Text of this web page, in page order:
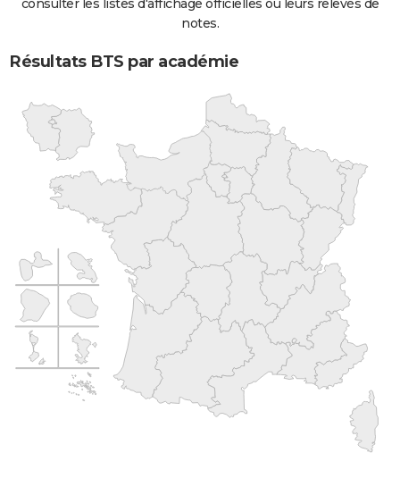
consulter les listes d'affichage officielles ou leurs relevés de
notes.
Résultats BTS par académie